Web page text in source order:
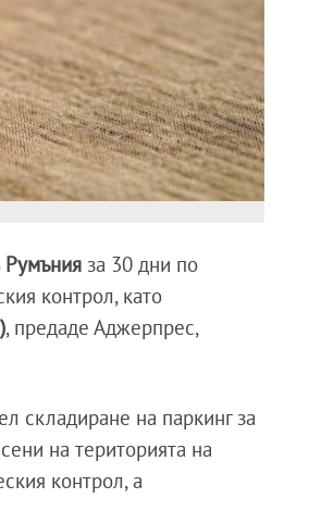
Румъния за 30 дни по
контрол, като
, предаде Аджерпрес,
складиране на паркинг за
на територията на
контрол, а